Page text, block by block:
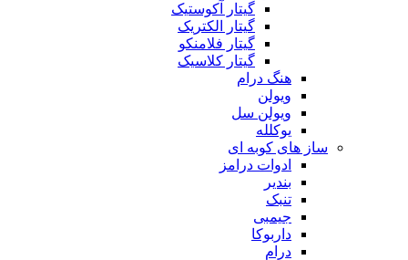
گیتار آکوستیک
گیتار الکتریک
گیتار فلامنکو
گیتار کلاسیک
هنگ درام
ویولن
ویولن سل
یوکلله
ساز های کوبه ای
ادوات درامز
بندیر
تنبک
جیمبی
داربوکا
درام